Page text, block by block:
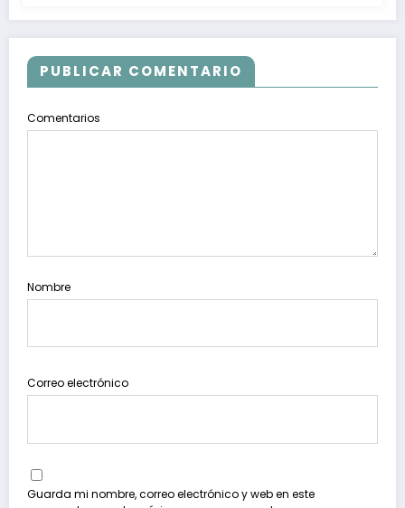
PUBLICAR COMENTARIO
Comentarios
Nombre
Correo electrónico
Guarda mi nombre, correo electrónico y web en este